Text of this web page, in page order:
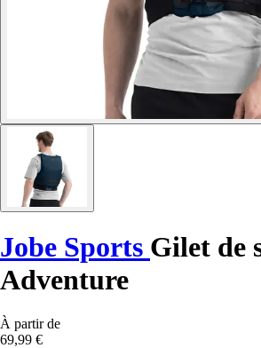
Jobe Sports Gilet de
Adventure
À partir de
69,99 €